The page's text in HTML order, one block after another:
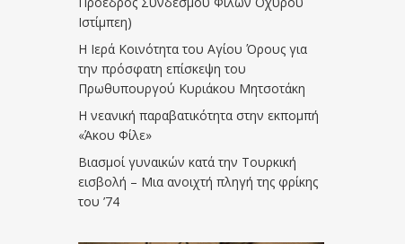
Ιστίμπεη)
Η Ιερά Κοινότητα του Αγίου Όρους για
την πρόσφατη επίσκεψη του
Πρωθυπουργού Κυριάκου Μητσοτάκη
Η νεανική παραβατικότητα στην εκπομπή
«Άκου Φίλε»
Βιασμοί γυναικών κατά την Τουρκική
εισβολή – Μια ανοιχτή πληγή της φρίκης
του ’74